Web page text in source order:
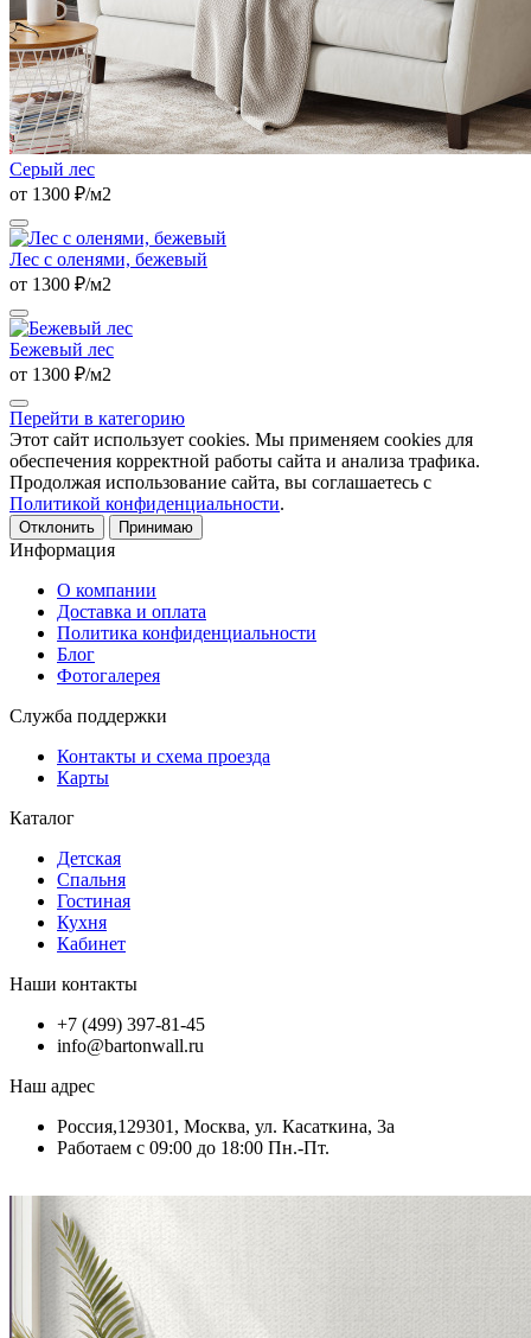
Серый лес
от 1300 ₽/м2
Лес с оленями, бежевый
от 1300 ₽/м2
Бежевый лес
от 1300 ₽/м2
Перейти в категорию
Этот сайт использует cookies. Мы применяем cookies для
обеспечения корректной работы сайта и анализа трафика.
Продолжая использование сайта, вы соглашаетесь с
Политикой конфиденциальности.
Отклонить Принимаю
Информация
О компании
Доставка и оплата
Политика конфиденциальности
Блог
Фотогалерея
Служба поддержки
Контакты и схема проезда
Карты
Каталог
Детская
Спальня
Гостиная
Кухня
Кабинет
Наши контакты
+7 (499) 397-81-45
info@bartonwall.ru
Наш адрес
Россия,129301, Москва, ул. Касаткина, 3а
Работаем с 09:00 до 18:00 Пн.-Пт.